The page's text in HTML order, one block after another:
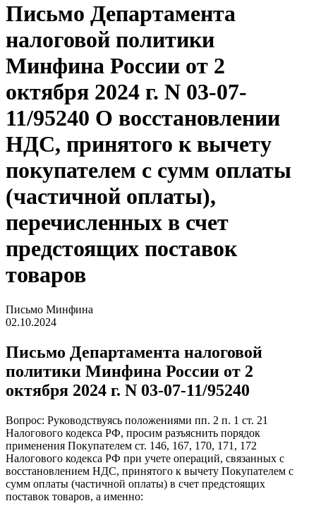
Письмо Департамента
налоговой политики
Минфина России от 2
октября 2024 г. N 03-07-
11/95240 О восстановлении
НДС, принятого к вычету
покупателем с сумм оплаты
(частичной оплаты),
перечисленных в счет
предстоящих поставок
товаров
Письмо Минфина
02.10.2024
Письмо Департамента налоговой
политики Минфина России от 2
октября 2024 г. N 03-07-11/95240
Вопрос: Руководствуясь положениями пп. 2 п. 1 ст. 21
Налогового кодекса РФ, просим разъяснить порядок
применения Покупателем ст. 146, 167, 170, 171, 172
Налогового кодекса РФ при учете операций, связанных с
восстановлением НДС, принятого к вычету Покупателем с
сумм оплаты (частичной оплаты) в счет предстоящих
поставок товаров, а именно: